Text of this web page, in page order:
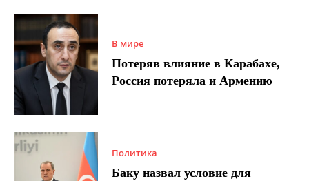
В мире
Потеряв влияние в Карабахе,
Россия потеряла и Армению
Политика
Баку назвал условие для